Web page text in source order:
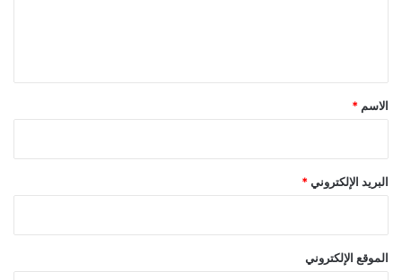
*
الاسم *
البريد الإلكتروني *
الموقع الإلكتروني